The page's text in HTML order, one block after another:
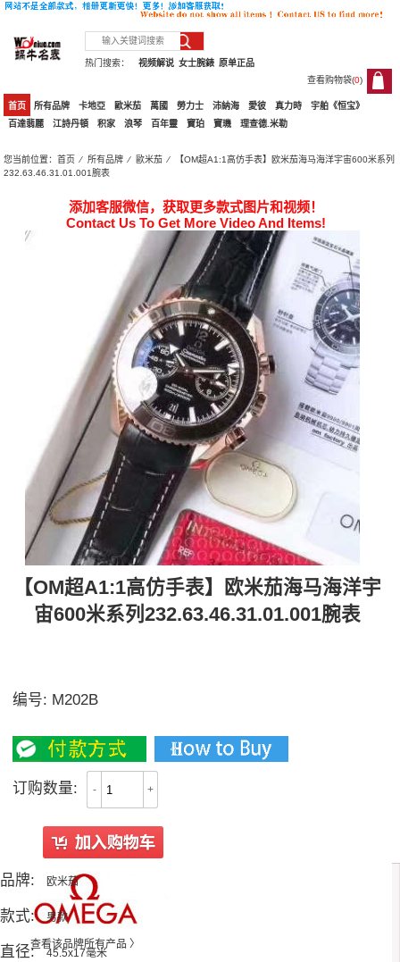
热门搜索： 原单正品
女士腕錶
视频解说
查看购物袋(0)
0
首页 所有品牌 卡地亞 歐米茄 萬國 勞力士 沛納海 愛彼 真力時
宇舶《恒宝》
百達翡麗
江詩丹頓 积家 浪琴 百年靈 寶珀 寶璣 理查德.米勒
您当前位置：首页 ⁄所有品牌 ⁄ 歐米茄 ⁄ 【OM超A1:1高仿手表】欧米茄海马海洋宇宙600米系列
232.63.46.31.01.001腕表
添加客服微信，获取更多款式图片和视频！
Contact Us To Get More Video And Items!
【OM超A1:1高仿手表】欧米茄海马海洋宇
宙600米系列232.63.46.31.01.001腕表
编号: M202B
订购数量: - +
查看该品牌所有产品 〉
品牌: 欧米茄
款式: 男款
直径: 45.5x17毫米